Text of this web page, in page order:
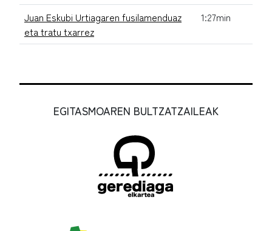
Juan Eskubi Urtiagaren fusilamenduaz
eta tratu txarrez
1:27min
EGITASMOAREN BULTZATZAILEAK